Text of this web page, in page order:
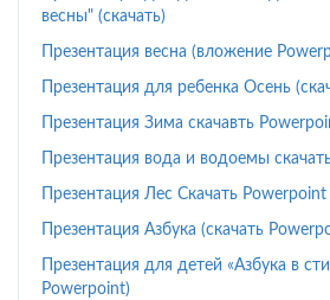
весны" (скачать)
Презентация весна (вложение
Презентация для ребенка Осень
Презентация Зима скачавть
Презентация вода и водоемы
Презентация Лес Скачать Powerpoint
Презентация Азбука (скачать
Презентация для детей «Азбука в
Powerpoint)